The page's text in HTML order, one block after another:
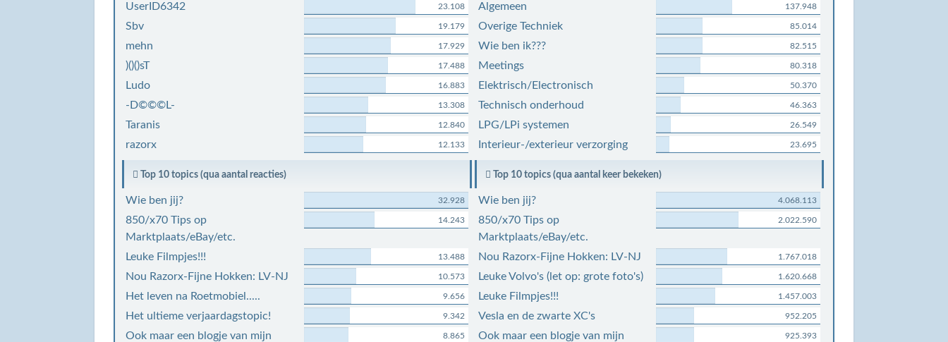
UserID6342 23.108
Sbv 19.179
mehn 17.929
)()()sT 17.488
Ludo 16.883
-D©©©L- 13.308
Taranis 12.840
razorx 12.133
Algemeen 137.948
Overige Techniek 85.014
Wie ben ik??? 82.515
Meetings 80.318
Elektrisch/Electronisch 50.370
Technisch onderhoud 46.363
LPG/LPi systemen 26.549
Interieur-/exterieur verzorging 23.695
Top 10 topics (qua aantal reacties)
Wie ben jij? 32.928
850/x70 Tips op
Marktplaats/eBay/etc.
14.243
Leuke Filmpjes!!! 13.488
Nou Razorx-Fijne Hokken: LV-NJ 10.573
Het leven na Roetmobiel..... 9.656
Het ultieme verjaardagstopic! 9.342
Ook maar een blogje van mijn
8.865
Top 10 topics (qua aantal keer bekeken)
Wie ben jij? 4.068.113
850/x70 Tips op
Marktplaats/eBay/etc.
2.022.590
Nou Razorx-Fijne Hokken: LV-NJ 1.767.018
Leuke Volvo's (let op: grote foto's) 1.620.668
Leuke Filmpjes!!! 1.457.003
Vesla en de zwarte XC's 952.205
Ook maar een blogje van mijn
925.393